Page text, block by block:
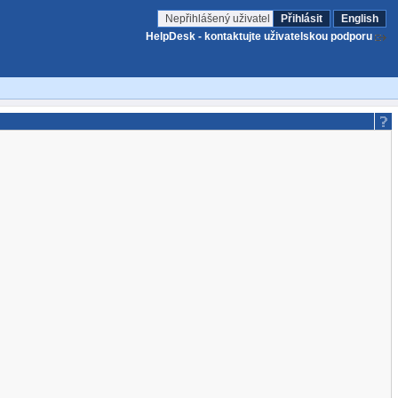
Nepřihlášený uživatel Přihlásit
English
HelpDesk - kontaktujte uživatelskou podporu